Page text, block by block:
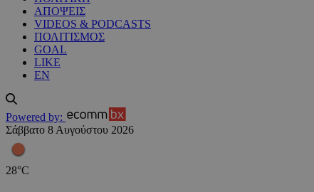
ΑΠΟΨΕΙΣ
VIDEOS & PODCASTS
ΠΟΛΙΤΙΣΜΟΣ
GOAL
LIKE
EN
Powered by:
Σάββατο 8 Αυγούστου 2026
28°C